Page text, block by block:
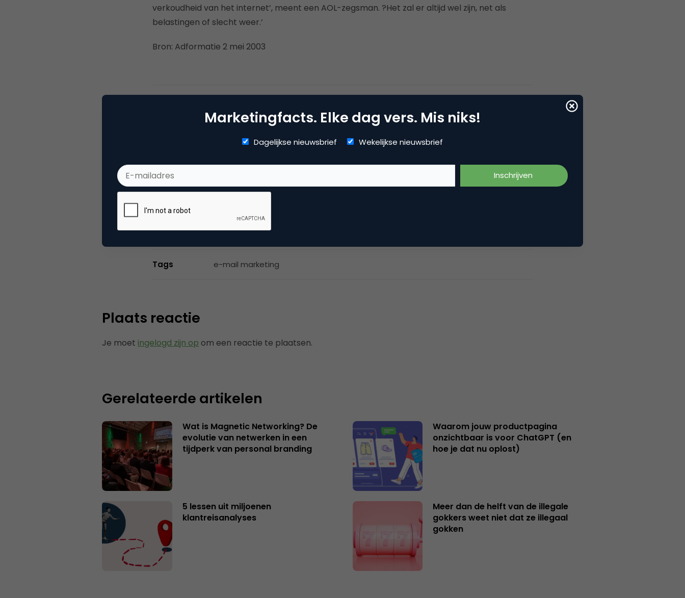
verkoudheid van het internet’, meent een AOL-zegsman. ?Het zal er altijd wel zijn, net als
belastingen of slecht weer.’
Bron: Adformatie 2 mei 2003
Categorie Direct marketing & Personalisatie
Tags e-mail marketing
Plaats reactie
Je moet ingelogd zijn op om een reactie te plaatsen.
Gerelateerde artikelen
Wat is Magnetic Networking? De
evolutie van netwerken in een
tijdperk van personal branding
Waarom jouw productpagina
onzichtbaar is voor ChatGPT (en
hoe je dat nu oplost)
5 lessen uit miljoenen
klantreisanalyses
Meer dan de helft van de illegale
gokkers weet niet dat ze illegaal
gokken
Marketingfacts. Elke dag vers. Mis niks!
Dagelijkse nieuwsbrief Wekelijkse nieuwsbrief